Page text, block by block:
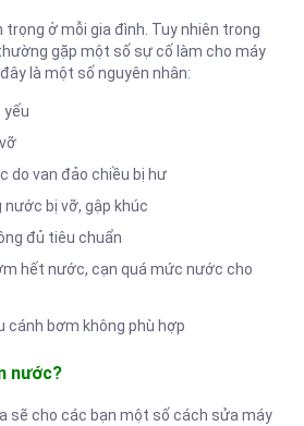
trọng ở mỗi gia đình. Tuy nhiên trong
gặp một số sự cố làm cho máy
là một số nguyên nhân:
yếu
do van đảo chiều bị hư
bị vỡ, gập khúc
đủ tiêu chuẩn
hết nước, cạn quá mức nước cho
cánh bơm không phù hợp
nước?
sẽ cho các bạn một số cách sửa máy